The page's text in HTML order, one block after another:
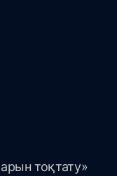
тоқтату»